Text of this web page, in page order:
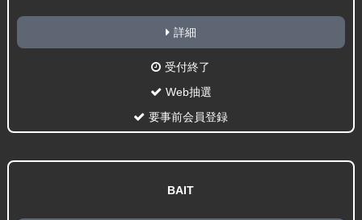
詳細
受付終了
Web抽選
要事前会員登録
BAIT